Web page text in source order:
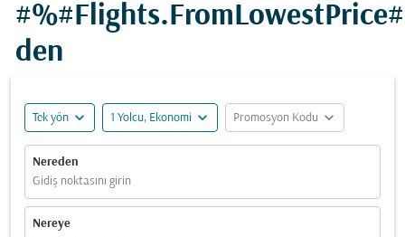
den
Tek yön expand_more 1 Yolcu, Ekonomi expand_more Promosyon Kodu expand_more
Nereden
Gidiş noktasını girin
Nereye